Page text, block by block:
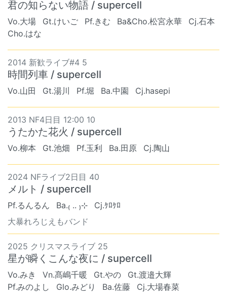
君の知らない物語 / supercell
Vo.大場 Gt.けいご Pf.きむ Ba&Cho.松宮永華
Cj.石本
Cho.はな
2014 新歓ライブ#4 5
時間列車 / supercell
Vo.山田 Gt.湯川 Pf.堀 Ba.中園 Cj.hasepi
2013 NF4日目 12:00 10
うたかた花火 / supercell
Vo.柳本 Gt.池畑 Pf.玉利 Ba.田原 Cj.陶山
2024 NFライブ2日目 40
メルト / supercell
Pf.るんるん Ba.₍ .. ₎⊹
Cj.ｹﾛｹﾛ
大暴れろじえもバンド
2025 クリスマスライブ 25
星が瞬くこんな夜に / supercell
Vo.みき Vn.髙嶋千暖 Gt.やの
Gt.渡邉大輝
Pf.みのよし
Glo.みどり Ba.佐藤 Cj.大場春菜